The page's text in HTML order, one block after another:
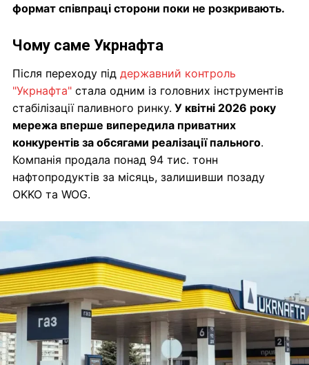
формат співпраці сторони поки не розкривають.
Чому саме Укрнафта
Після переходу під державний контроль
"Укрнафта" стала одним із головних інструментів
стабілізації паливного ринку. У квітні 2026 року
мережа вперше випередила приватних
конкурентів за обсягами реалізації пального.
Компанія продала понад 94 тис. тонн
нафтопродуктів за місяць, залишивши позаду
OKKO та WOG.